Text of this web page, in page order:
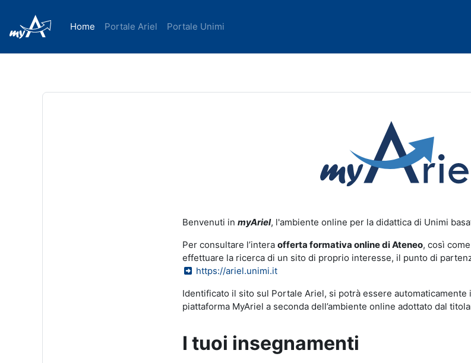
Home Portale Ariel Portale Unimi
Benvenuti in myAriel, l'ambiente online per la didattica di Unimi
Per consultare l’intera offerta formativa online di Ateneo, così
effettuare la ricerca di un sito di proprio interesse, il punto di
https://ariel.unimi.it
Identificato il sito sul Portale Ariel, si potrà essere
piattaforma MyAriel a seconda dell’ambiente online adottato dal
I tuoi insegnamenti